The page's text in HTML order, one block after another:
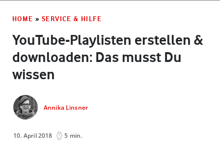
HOME » SERVICE & HILFE
YouTube-Playlisten erstellen &
downloaden: Das musst Du
wissen
Annika Linsner
10. April 2018 5 min.